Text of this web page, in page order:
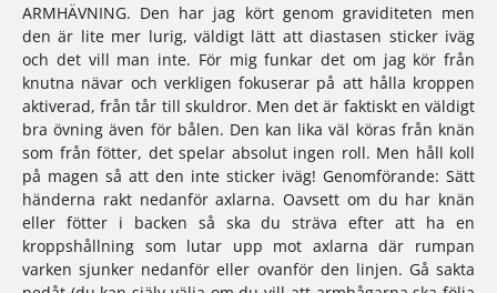
ARMHÄVNING. Den har jag kört genom graviditeten men
den är lite mer lurig, väldigt lätt att diastasen sticker iväg
och det vill man inte. För mig funkar det om jag kör från
knutna nävar och verkligen fokuserar på att hålla kroppen
aktiverad, från tår till skuldror. Men det är faktiskt en väldigt
bra övning även för bålen. Den kan lika väl köras från knän
som från fötter, det spelar absolut ingen roll. Men håll koll
på magen så att den inte sticker iväg! Genomförande: Sätt
händerna rakt nedanför axlarna. Oavsett om du har knän
eller fötter i backen så ska du sträva efter att ha en
kroppshållning som lutar upp mot axlarna där rumpan
varken sjunker nedanför eller ovanför den linjen. Gå sakta